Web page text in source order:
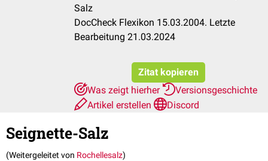
Salz
DocCheck Flexikon 15.03.2004. Letzte
Bearbeitung 21.03.2024
Zitat kopieren
Was zeigt hierher
Versionsgeschichte
Artikel erstellen
Discord
Seignette-Salz
(Weitergeleitet von Rochellesalz)